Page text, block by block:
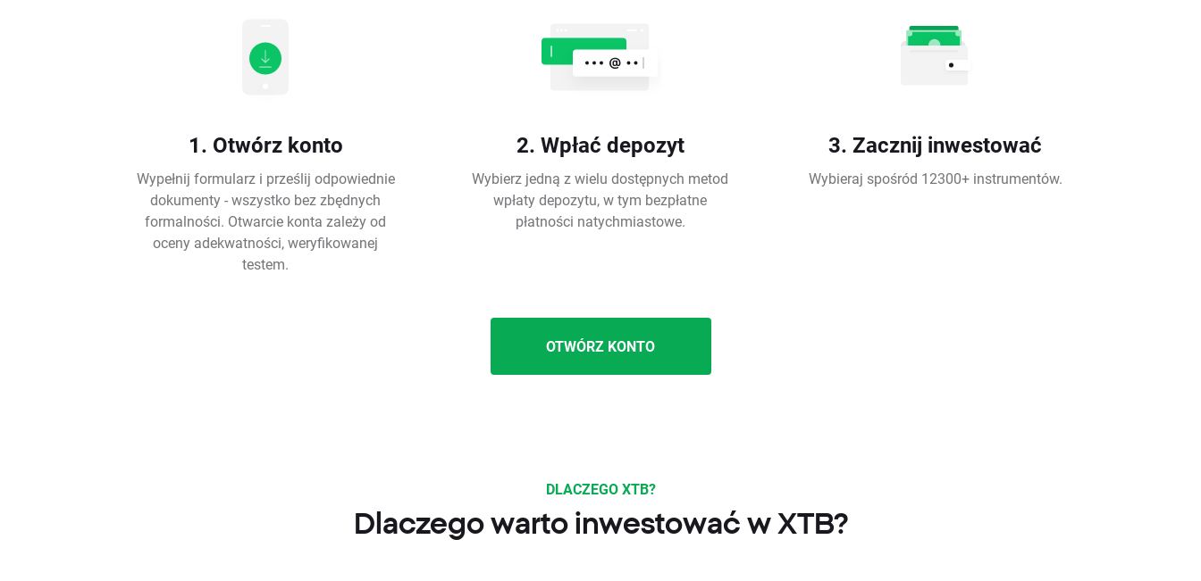
1. Otwórz konto
Wypełnij formularz i prześlij odpowiednie
dokumenty - wszystko bez zbędnych
formalności. Otwarcie konta zależy od
oceny adekwatności, weryfikowanej
testem.
2. Wpłać depozyt
Wybierz jedną z wielu dostępnych metod
wpłaty depozytu, w tym bezpłatne
płatności natychmiastowe.
3. Zacznij inwestować
Wybieraj spośród 12300+ instrumentów.
OTWÓRZ KONTO
DLACZEGO XTB?
Dlaczego warto inwestować w XTB?